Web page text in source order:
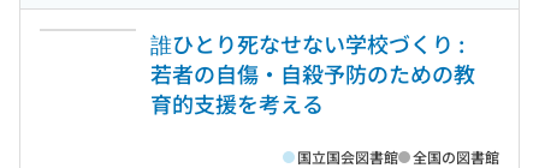
誰ひとり死なせない学校づくり :
若者の自傷・自殺予防のための教
育的支援を考える
国立国会図書館 全国の図書館